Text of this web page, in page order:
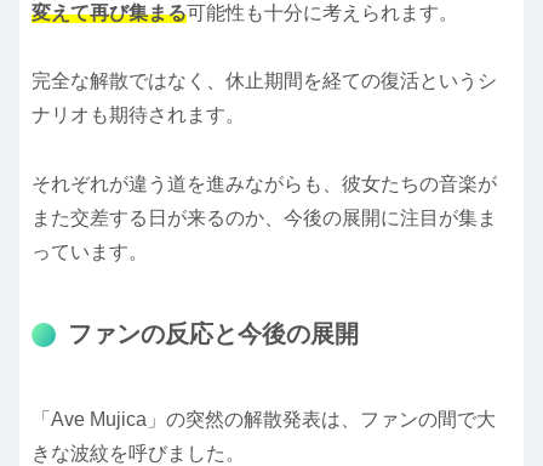
変えて再び集まる可能性も十分に考えられます。
完全な解散ではなく、休止期間を経ての復活というシ
ナリオも期待されます。
それぞれが違う道を進みながらも、彼女たちの音楽が
また交差する日が来るのか、今後の展開に注目が集ま
っています。
ファンの反応と今後の展開
「Ave Mujica」の突然の解散発表は、ファンの間で大
きな波紋を呼びました。